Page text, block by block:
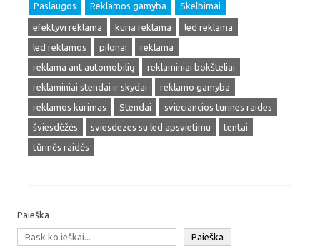
Paslaugos Reklamos gamyba Skelbimai
efektyvi reklama kuria reklama
led reklama
led reklamos
pilonai
reklama
reklama ant automobilių
reklaminiai bokšteliai
reklaminiai stendai ir skydai
reklamo gamyba
reklamos kurimas
Stendai
svieciancios turines raides
šviesdėžės
sviesdezes su led apsvietimu
tentai
tūrinės raidės
Paieška
Paieška